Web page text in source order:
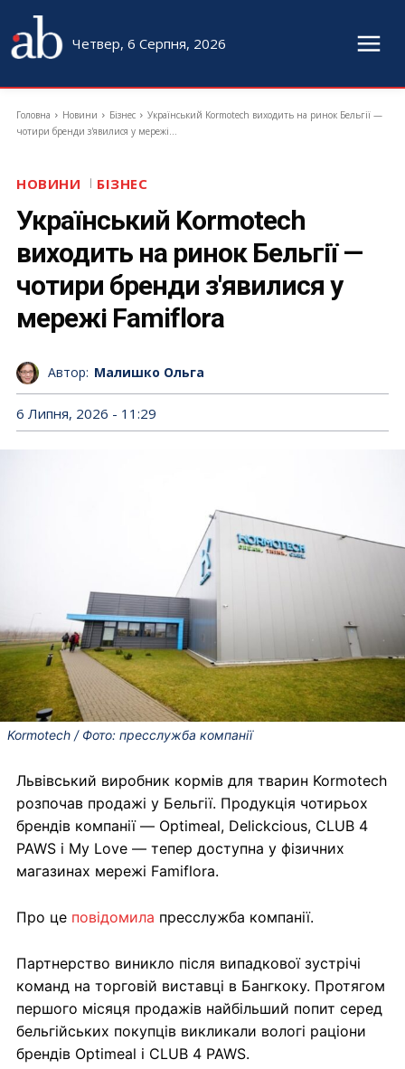
Четвер, 6 Серпня, 2026
Головна Новини Бізнес
Український Kormotech виходить на ринок Бельгії —
чотири бренди з'явилися у мережі...
НОВИНИ БІЗНЕС
Український Kormotech
виходить на ринок Бельгії —
чотири бренди з'явилися у
мережі Famiflora
Автор: Малишко Ольга
6 Липня, 2026 - 11:29
Kormotech / Фото: пресслужба компанії
Львівський виробник кормів для тварин Kormotech
розпочав продажі у Бельгії. Продукція чотирьох
брендів компанії — Optimeal, Delickcious, CLUB 4
PAWS і My Love — тепер доступна у фізичних
магазинах мережі Famiflora.
Про це повідомила пресслужба компанії.
Партнерство виникло після випадкової зустрічі
команд на торговій виставці в Бангкоку. Протягом
першого місяця продажів найбільший попит серед
бельгійських покупців викликали вологі раціони
брендів Optimeal і CLUB 4 PAWS.